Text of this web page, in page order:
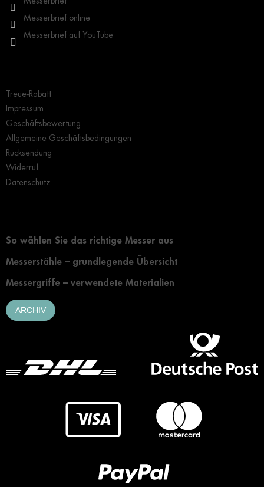
Messerbrief.online
Messerbrief auf YouTube
Treue-Rabatt
Impressum
Geschäftsbewertung
Allgemeine Geschäftsbedingungen
Rücksendung
Widerruf
Datenschutz
So wählen Sie das richtige Messer aus
Messerstähle – grundlegende Übersicht
Messergriffe – verwendete Materialien
ARCHIV